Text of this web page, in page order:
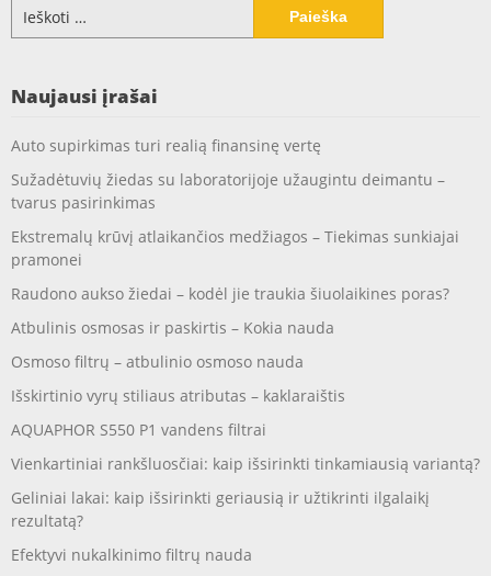
Naujausi įrašai
Auto supirkimas turi realią finansinę vertę
Sužadėtuvių žiedas su laboratorijoje užaugintu deimantu –
tvarus pasirinkimas
Ekstremalų krūvį atlaikančios medžiagos – Tiekimas sunkiajai
pramonei
Raudono aukso žiedai – kodėl jie traukia šiuolaikines poras?
Atbulinis osmosas ir paskirtis – Kokia nauda
Osmoso filtrų – atbulinio osmoso nauda
Išskirtinio vyrų stiliaus atributas – kaklaraištis
AQUAPHOR S550 P1 vandens filtrai
Vienkartiniai rankšluosčiai: kaip išsirinkti tinkamiausią variantą?
Geliniai lakai: kaip išsirinkti geriausią ir užtikrinti ilgalaikį
rezultatą?
Efektyvi nukalkinimo filtrų nauda